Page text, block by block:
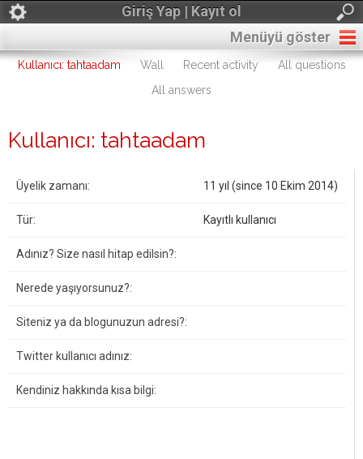
Giriş Yap | Kayıt ol
Menüyü göster
Kullanıcı: tahtaadam Wall Recent activity
All questions
All answers
Kullanıcı: tahtaadam
Üyelik zamanı: 11 yıl (since 10 Ekim 2014)
Tür: Kayıtlı kullanıcı
Adınız? Size nasıl hitap edilsin?:
Nerede yaşıyorsunuz?:
Siteniz ya da blogunuzun adresi?:
Twitter kullanıcı adınız:
Kendiniz hakkında kısa bilgi: